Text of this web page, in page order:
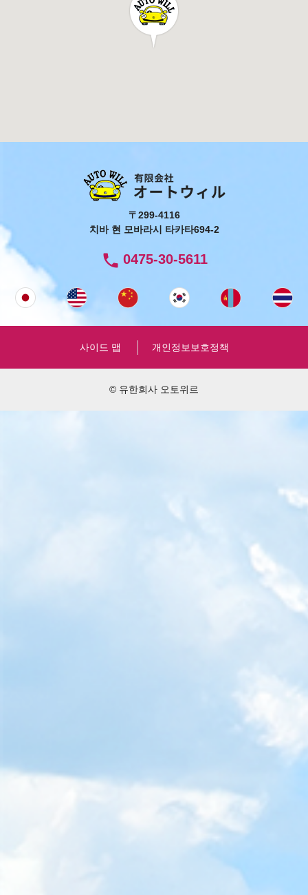
〒299-4116
치바 현 모바라시 타카타694-2
phone 0475-30-5611
사이드 맵 개인정보보호정책
© 유한회사 오토위르